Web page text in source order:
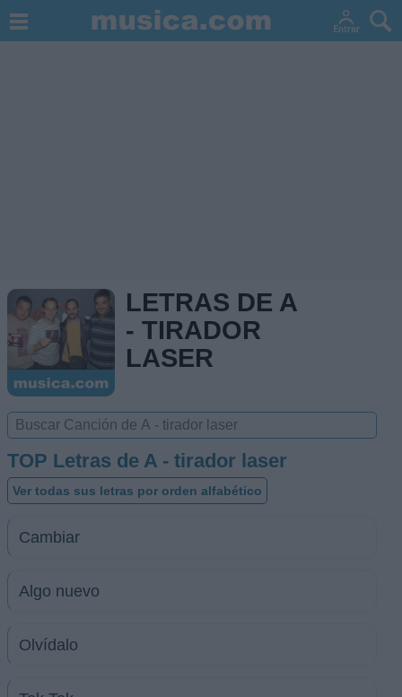
LETRAS DE A
- TIRADOR
LASER
TOP Letras de A - tirador laser
Ver todas sus letras por orden alfabético
Cambiar
Algo nuevo
Olvídalo